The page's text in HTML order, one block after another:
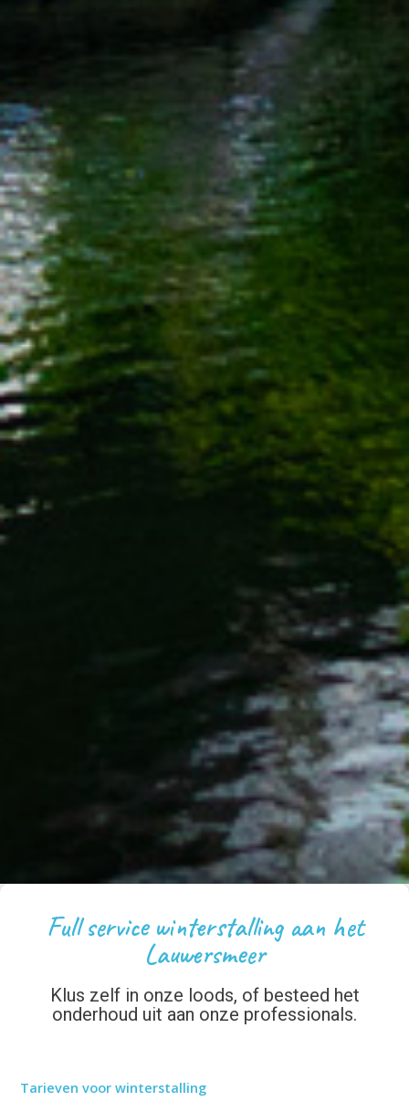
Full service winterstalling aan het
Lauwersmeer
Klus zelf in onze loods, of besteed het
onderhoud uit aan onze professionals.
Tarieven voor winterstalling